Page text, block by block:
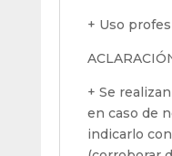
+ Uso
+ Se
en caso de
indicarlo